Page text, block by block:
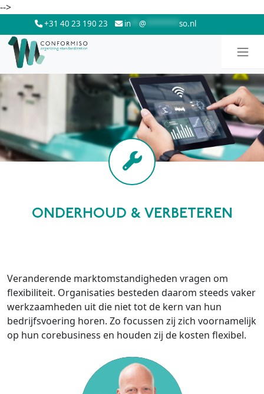
-->Skip to main content
+31 40 23 190 23 in ** @ ******** so.nl
ONDERHOUD & VERBETEREN
Veranderende marktomstandigheden vragen om
flexibiliteit. Organisaties besteden daarom steeds vaker
werkzaamheden uit die niet tot de kern van hun
bedrijfsvoering horen. Zo focussen zij zich voornamelijk
op hun corebusiness en houden zij de kosten flexibel.